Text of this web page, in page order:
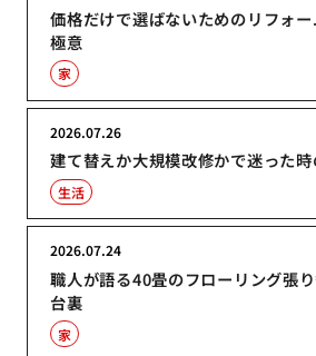
価格だけで選ばないためのリフォ
極意
家
建て替えか大規模改修かで迷った
2026.07.26
生活
職人が語る40畳のフローリング張
台裏
2026.07.24
家